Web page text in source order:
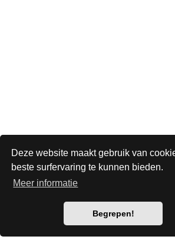
Deze website maakt gebruik van
beste surfervaring te kunnen bieden.
Meer informatie
Begrepen!